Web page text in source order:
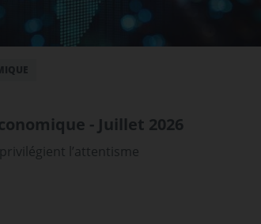
- Juillet 2026
l’attentisme